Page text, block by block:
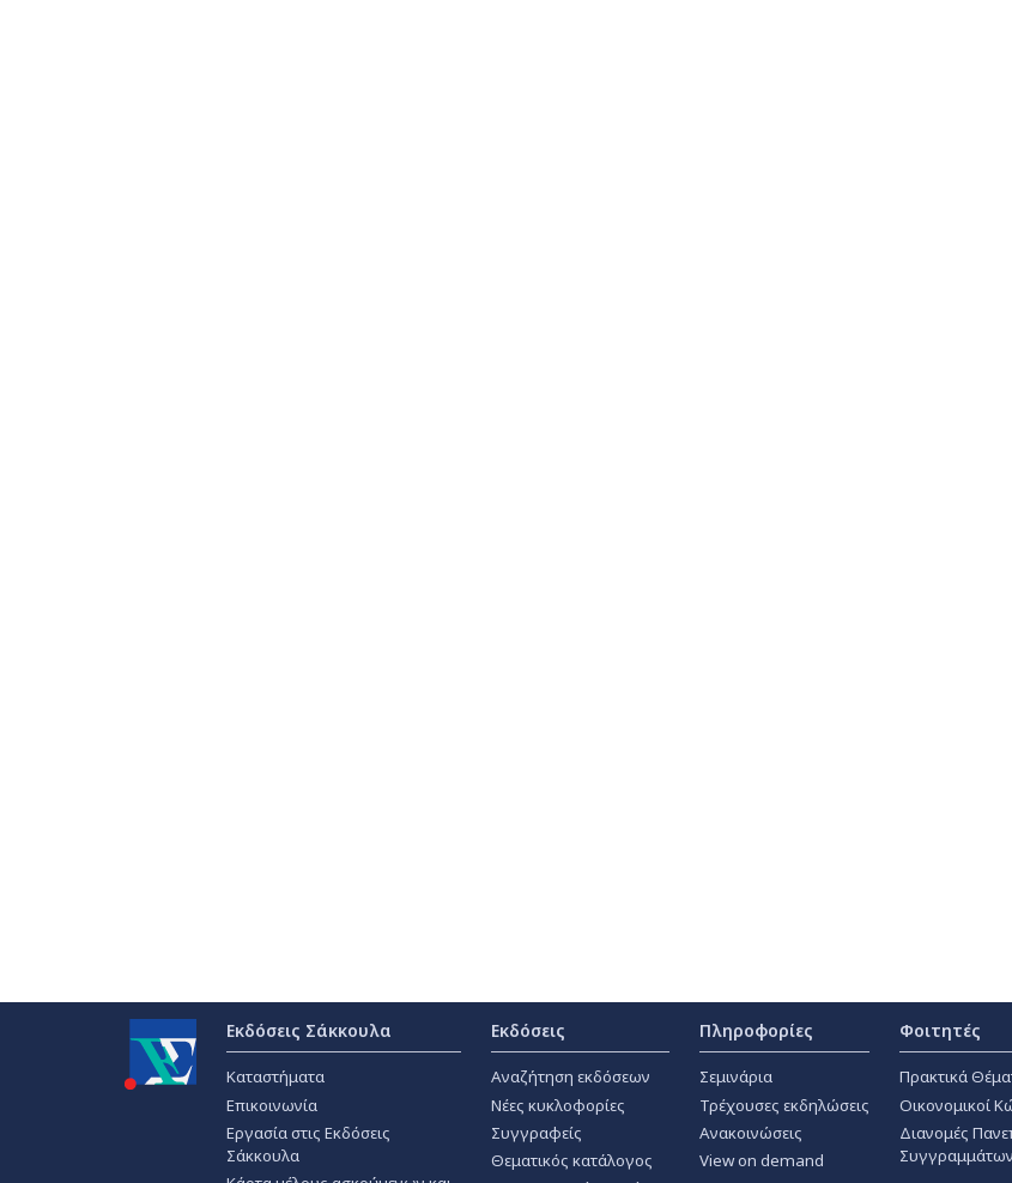
Εκδόσεις Σάκκουλα
Καταστήματα
Επικοινωνία
Εργασία στις Εκδόσεις
Σάκκουλα
Εκδόσεις
Αναζήτηση εκδόσεων
Νέες κυκλοφορίες
Συγγραφείς
Θεματικός κατάλογος
Πληροφορίες
Σεμινάρια
Τρέχουσες εκδηλώσεις
Ανακοινώσεις
View on demand
Φοιτητές
Πρακτικά
Οικονομικοί
Διανομές
Συγγραμμάτων